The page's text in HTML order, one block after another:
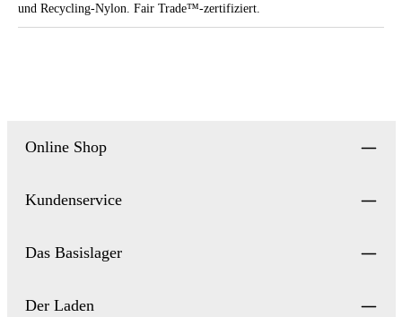
und Recycling-Nylon. Fair Trade™-zertifiziert.
Online Shop
Kundenservice
Das Basislager
Der Laden